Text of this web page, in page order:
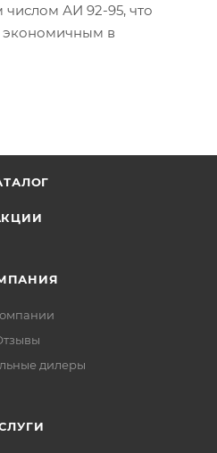
АИ 92-95, что
экономичным в
дилеры